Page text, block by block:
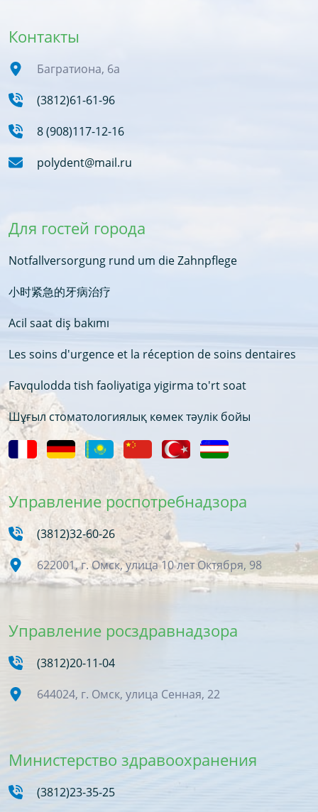
Контакты
Багратиона, 6а
(3812)61-61-96
8 (908)117-12-16
polydent@mail.ru
Для гостей города
Notfallversorgung rund um die Zahnpflege
小时紧急的牙病治疗
Acil saat diş bakımı
Les soins d'urgence et la réception de soins dentaires
Favqulodda tish faoliyatiga yigirma to'rt soat
Шұғыл стоматологиялық көмек тәулік бойы
Управление роспотребнадзора
(3812)32-60-26
622001, г. Омск, улица 10 лет Октября, 98
Управление росздравнадзора
(3812)20-11-04
644024, г. Омск, улица Сенная, 22
Министерство здравоохранения
(3812)23-35-25